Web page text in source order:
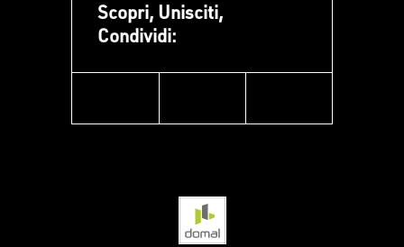
Scopri, Unisciti,
Condividi: